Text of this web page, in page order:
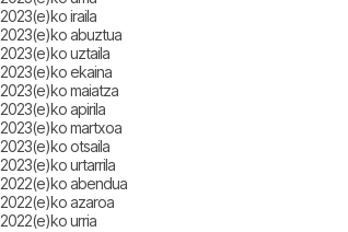
2023(e)ko iraila
2023(e)ko abuztua
2023(e)ko uztaila
2023(e)ko ekaina
2023(e)ko maiatza
2023(e)ko apirila
2023(e)ko martxoa
2023(e)ko otsaila
2023(e)ko urtarrila
2022(e)ko abendua
2022(e)ko azaroa
2022(e)ko urria